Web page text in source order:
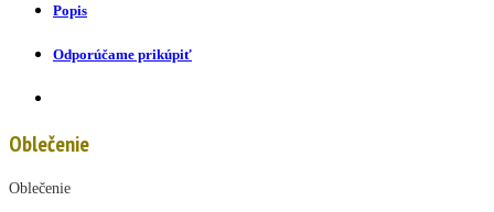
Popis
Odporúčame prikúpiť
Oblečenie
Oblečenie